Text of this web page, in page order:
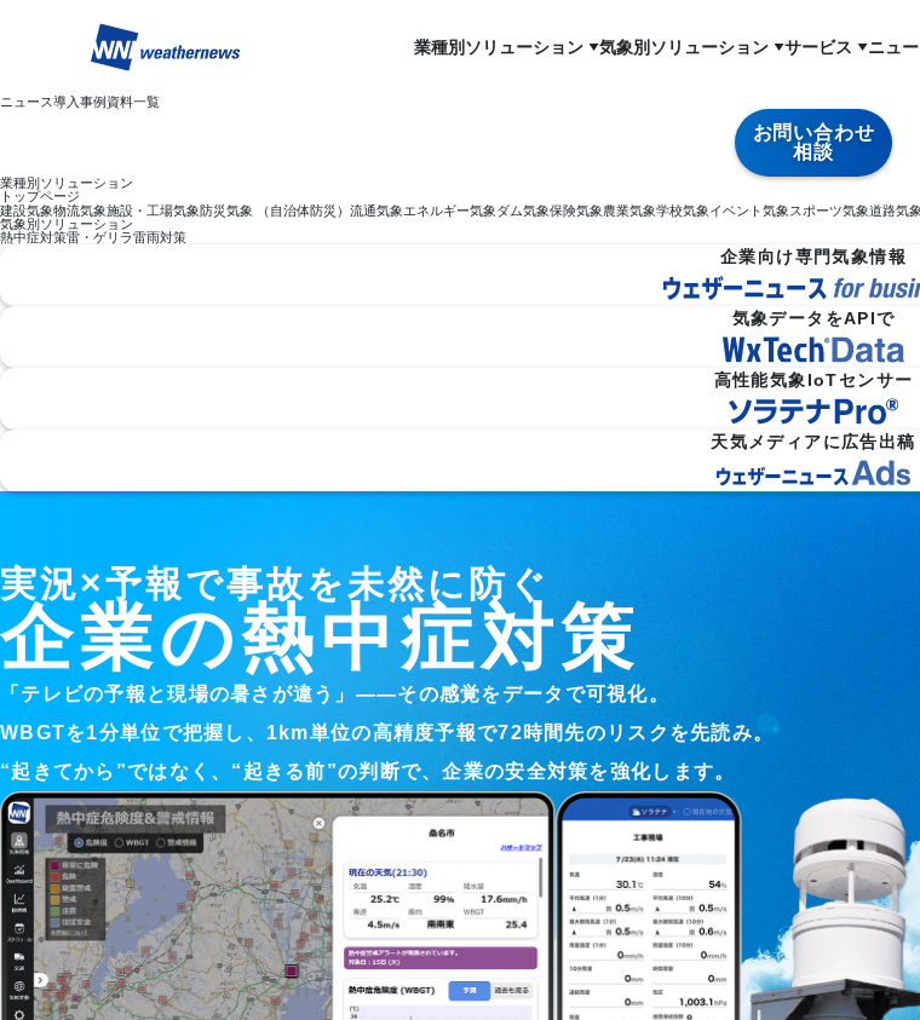
業種別ソリューション
流通気象 エネルギー気象
道路気象 鉄道気象 気候テック
沿岸気象 エアライン気象
ヘリコプター・小型機気
象
気象別ソリューション サービス
企業向け専門気象情報
ニュ
ニュース導入事例資料一覧
お問い合わせ
相談
業種別ソリューション
トップページ
建設気象物流気象施設・工場気象防災気象 （自治体防災） 流通気象エネルギー気象ダム気象保険気象農業気象学校気象イベント気象スポーツ気象道路気象
気象別ソリューション
熱中症対策雷・ゲリラ雷雨対策
企業向け専門気象情報
気象データをAPIで
高性能気象IoTセンサー
天気メディアに広告出稿
実況×予報で事故を未然に防ぐ
企業の熱中症対策
「テレビの予報と現場の暑さが違う」――その感覚をデータで可視化。
WBGTを1分単位で把握し、1km単位の高精度予報で72時間先のリスクを先読み。
“起きてから”ではなく、“起きる前”の判断で、企業の安全対策を強化します。